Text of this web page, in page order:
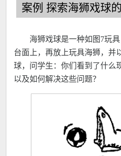
案例 探索海狮戏球
海狮戏球是一种如图7玩
台面上，再放上玩具海狮，并
球，问学生：你们看到了什么
以及如何解决这些问题？